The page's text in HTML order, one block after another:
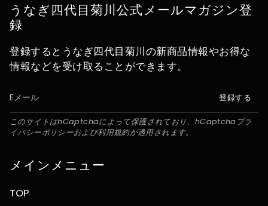
うなぎ四代目菊川公式メールマガジン登
録
登録するとうなぎ四代目菊川の新商品情報やお得な
情報などを受け取ることができます。
登録する
このサイトはhCaptchaによって保護されており、hCaptcha プラ
イバシーポリシーおよび利用規約が適用されます。
メインメニュー
TOP